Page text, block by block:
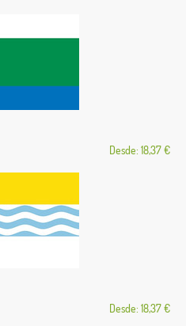
Desde: 18,37 €
Desde: 18,37 €